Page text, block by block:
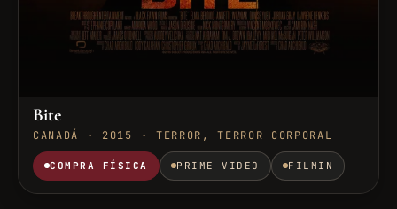
Bite
CANADÁ · 2015 · TERROR, TERROR CORPORAL
COMPRA FÍSICA PRIME VIDEO FILMIN